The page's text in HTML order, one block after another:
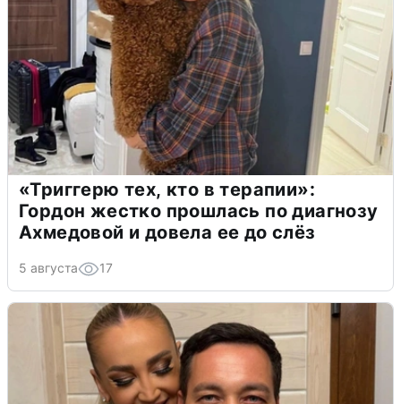
«Триггерю тех, кто в терапии»:
Гордон жестко прошлась по диагнозу
Ахмедовой и довела ее до слёз
5 августа 17